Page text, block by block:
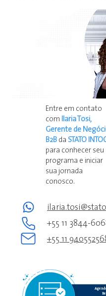
Entre em contato
com Ilaria Tosi,
Gerente de
B2B da STATO
para conhecer seu
programa e iniciar
sua jornada
conosco.
+55 11 3844-
+55 11